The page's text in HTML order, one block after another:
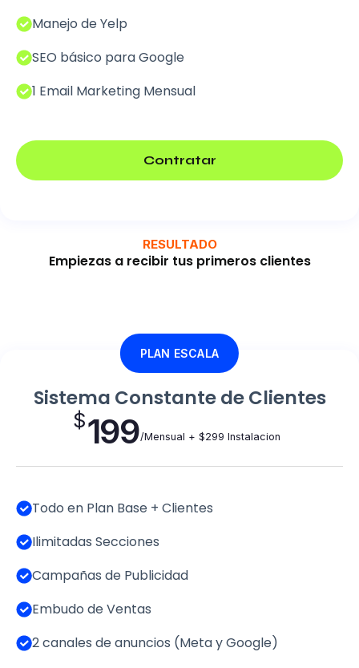
Manejo de Yelp
SEO básico para Google
1 Email Marketing Mensual
Contratar
RESULTADO
Empiezas a recibir tus primeros clientes
PLAN ESCALA
Sistema Constante de Clientes
$199/Mensual + $299 Instalacion
Todo en Plan Base + Clientes
Ilimitadas Secciones
Campañas de Publicidad
Embudo de Ventas
2 canales de anuncios (Meta y Google)